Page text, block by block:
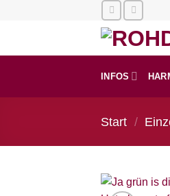
INFOS
Start /